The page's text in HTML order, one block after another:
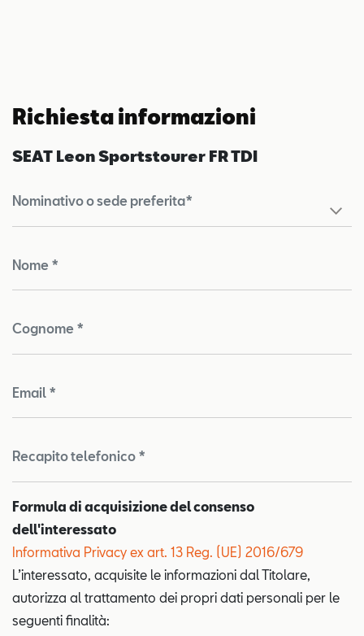
Richiesta informazioni
SEAT Leon Sportstourer FR TDI
Nominativo o sede preferita*
Nome *
Cognome *
Email *
Recapito telefonico *
Formula di acquisizione del consenso
dell'interessato
Informativa Privacy ex art. 13 Reg. (UE) 2016/679
L’interessato, acquisite le informazioni dal Titolare,
autorizza al trattamento dei propri dati personali per le
seguenti finalità: